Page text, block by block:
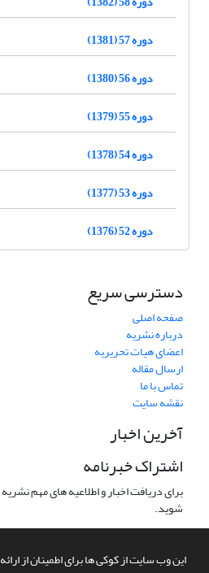
این وب سایت از کوکی ها برای اطمینان از
دوره 57 (1381)
دوره 56 (1380)
دوره 55 (1379)
دوره 54 (1378)
دوره 53 (1377)
دوره 52 (1376)
دسترسی سریع
صفحه اصلی
درباره نشریه
اعضای هیات تحریریه
ارسال مقاله
تماس با ما
نقشه سایت
آخرین اخبار
اشتراک خبرنامه
برای دریافت اخبار و اطلاعیه های مهم
شوید.